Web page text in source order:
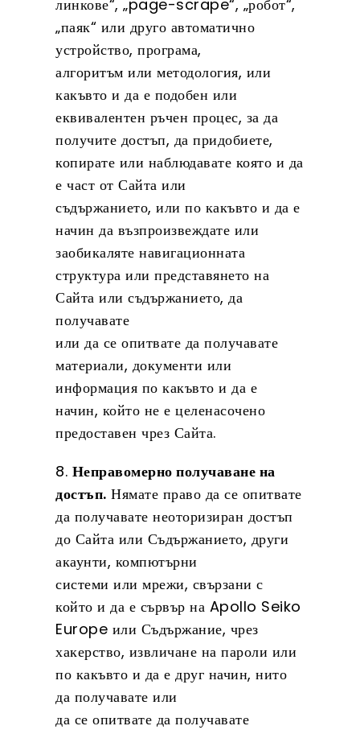
линкове“, „page-scrape“, „робот“,
„паяк“ или друго автоматично
устройство, програма,
алгоритъм или методология, или
какъвто и да е подобен или
еквивалентен ръчен процес, за да
получите достъп, да придобиете,
копирате или наблюдавате която и да
е част от Сайта или
съдържанието, или по какъвто и да е
начин да възпроизвеждате или
заобикаляте навигационната
структура или представянето на
Сайта или съдържанието, да
получавате
или да се опитвате да получавате
материали, документи или
информация по какъвто и да е
начин, който не е целенасочено
предоставен чрез Сайта.
8. Неправомерно получаване на
достъп. Нямате право да се опитвате
да получавате неоторизиран достъп
до Сайта или Съдържанието, други
акаунти, компютърни
системи или мрежи, свързани с
който и да е сървър на Apollo Seiko
Europe или Съдържание, чрез
хакерство, извличане на пароли или
по какъвто и да е друг начин, нито
да получавате или
да се опитвате да получавате